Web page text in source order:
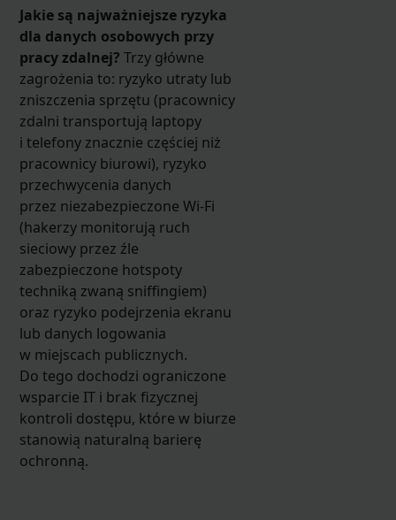
Jakie są najważniejsze ryzyka
dla danych osobowych przy
pracy zdalnej? Trzy główne
zagrożenia to: ryzyko utraty lub
zniszczenia sprzętu (pracownicy
zdalni transportują laptopy
i telefony znacznie częściej niż
pracownicy biurowi), ryzyko
przechwycenia danych
przez niezabezpieczone Wi-Fi
(hakerzy monitorują ruch
sieciowy przez źle
zabezpieczone hotspoty
techniką zwaną sniffingiem)
oraz ryzyko podejrzenia ekranu
lub danych logowania
w miejscach publicznych.
Do tego dochodzi ograniczone
wsparcie IT i brak fizycznej
kontroli dostępu, które w biurze
stanowią naturalną barierę
ochronną.